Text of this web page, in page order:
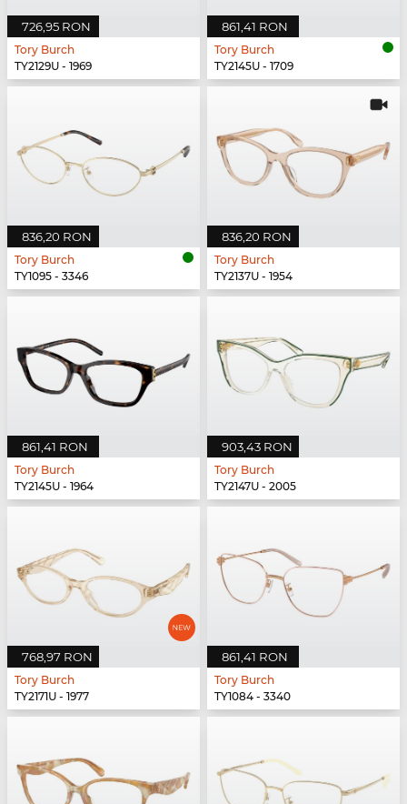
726,95 RON
Tory Burch
TY2129U - 1969
861,41 RON
Tory Burch
TY2145U - 1709
836,20 RON
Tory Burch
TY1095 - 3346
836,20 RON
Tory Burch
TY2137U - 1954
861,41 RON
Tory Burch
TY2145U - 1964
903,43 RON
Tory Burch
TY2147U - 2005
768,97 RON
Tory Burch
TY2171U - 1977
861,41 RON
Tory Burch
TY1084 - 3340